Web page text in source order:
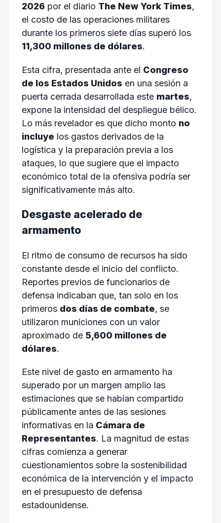
2026 por el diario The New York Times,
el costo de las operaciones militares
durante los primeros siete días superó los
11,300 millones de dólares.
Esta cifra, presentada ante el Congreso
de los Estados Unidos en una sesión a
puerta cerrada desarrollada este martes,
expone la intensidad del despliegue bélico.
Lo más revelador es que dicho monto no
incluye los gastos derivados de la
logística y la preparación previa a los
ataques, lo que sugiere que el impacto
económico total de la ofensiva podría ser
significativamente más alto.
Desgaste acelerado de
armamento
El ritmo de consumo de recursos ha sido
constante desde el inicio del conflicto.
Reportes previos de funcionarios de
defensa indicaban que, tan solo en los
primeros dos días de combate, se
utilizaron municiones con un valor
aproximado de 5,600 millones de
dólares.
Este nivel de gasto en armamento ha
superado por un margen amplio las
estimaciones que se habían compartido
públicamente antes de las sesiones
informativas en la Cámara de
Representantes. La magnitud de estas
cifras comienza a generar
cuestionamientos sobre la sostenibilidad
económica de la intervención y el impacto
en el presupuesto de defensa
estadounidense.